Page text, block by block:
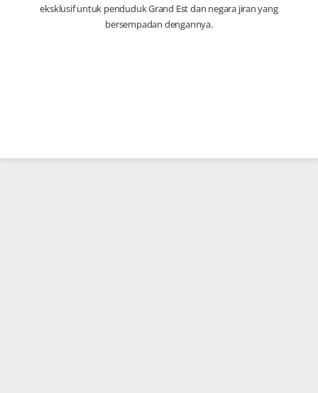
eksklusif untuk penduduk Grand Est dan negara jiran yang
bersempadan dengannya.